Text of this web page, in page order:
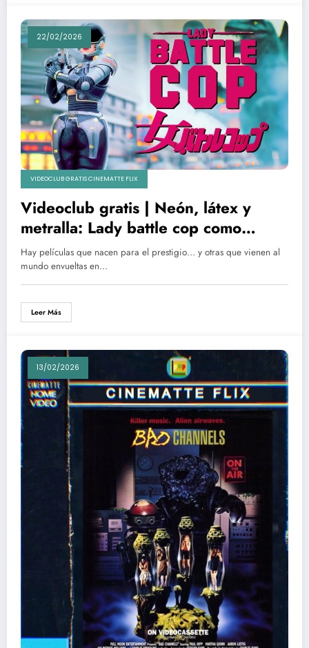
22/02/2026
VIDEOCLUB GRATIS CINEMATTE FLIX
Videoclub gratis | Neón, látex y
metralla: Lady battle cop como
delirio cyberpunk
Hay películas que nacen para el prestigio… y otras que vienen al
mundo envueltas en…
Leer Más
13/02/2026